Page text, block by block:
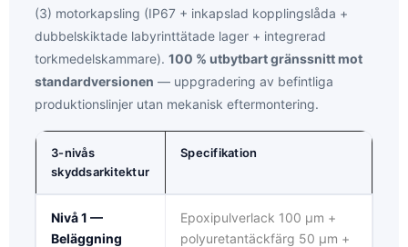
(3) motorkapsling (IP67 + inkapslad kopplingslåda +
dubbelskiktade labyrinttätade lager + integrerad
torkmedelskammare). 100 % utbytbart gränssnitt mot
standardversionen — uppgradering av befintliga
produktionslinjer utan mekanisk eftermontering.
3-nivås
skyddsarkitektur
Specifikation
Nivå 1 —
Beläggning
Epoxipulverlack 100 μm +
polyuretantäckfärg 50 μm +
Få modellhjälp